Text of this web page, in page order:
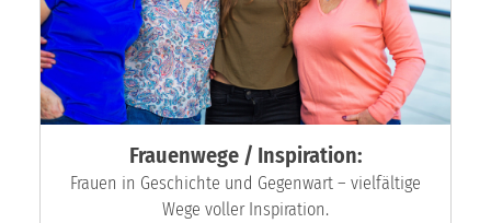
Frauenwege / Inspiration:
Frauen in Geschichte und Gegenwart – vielfältige
Wege voller Inspiration.